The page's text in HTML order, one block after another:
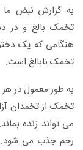
به گزارش نبض
تخمک بالغ و در
هنگامی که یک
تخمک نابالغ است.
به طور معمول در
می تواند زنده
رحم جذب می شود.